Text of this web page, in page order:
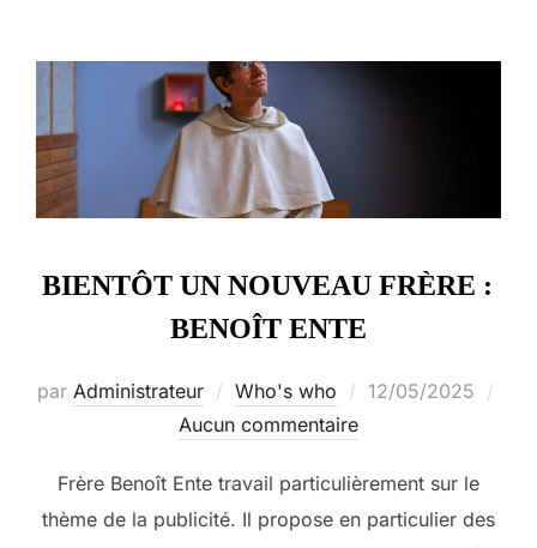
BIENTÔT UN NOUVEAU FRÈRE :
BENOÎT ENTE
par Administrateur Who's who
Publié
12/05/2025
Aucun commentaire
Frère Benoît Ente travail particulièrement sur le
thème de la publicité. Il propose en particulier des